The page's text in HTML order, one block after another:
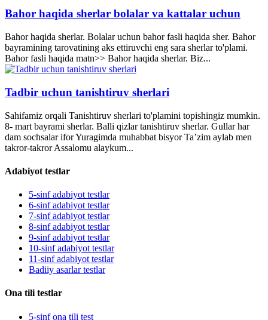
Bahor haqida sherlar bolalar va kattalar uchun
Bahor haqida sherlar. Bolalar uchun bahor fasli haqida sher. Bahor
bayramining tarovatining aks ettiruvchi eng sara sherlar to'plami.
Bahor fasli haqida matn>> Bahor haqida sherlar. Biz...
Tadbir uchun tanishtiruv sherlari
Sahifamiz orqali Tanishtiruv sherlari to'plamini topishingiz mumkin.
8- mart bayrami sherlar. Balli qizlar tanishtiruv sherlar. Gullar har
dam sochsalar ifor Yuragimda muhabbat bisyor Ta’zim aylab men
takror-takror Assalomu alaykum...
Adabiyot testlar
5-sinf adabiyot testlar
6-sinf adabiyot testlar
7-sinf adabiyot testlar
8-sinf adabiyot testlar
9-sinf adabiyot testlar
10-sinf adabiyot testlar
11-sinf adabiyot testlar
Badiiy asarlar testlar
Ona tili testlar
5-sinf ona tili test